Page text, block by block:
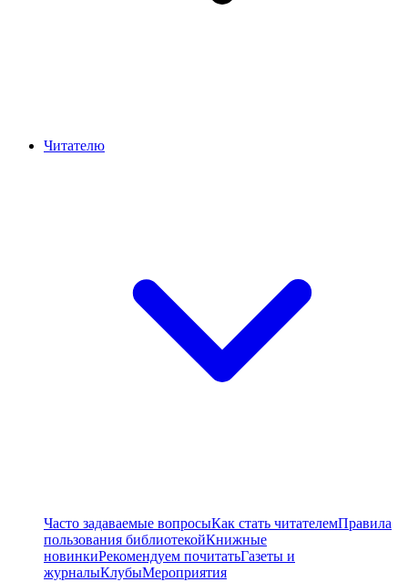
Читателю
Часто задаваемые вопросыКак стать читателемПравила
пользования библиотекойКнижные
новинкиРекомендуем почитатьГазеты и
журналыКлубыМероприятия